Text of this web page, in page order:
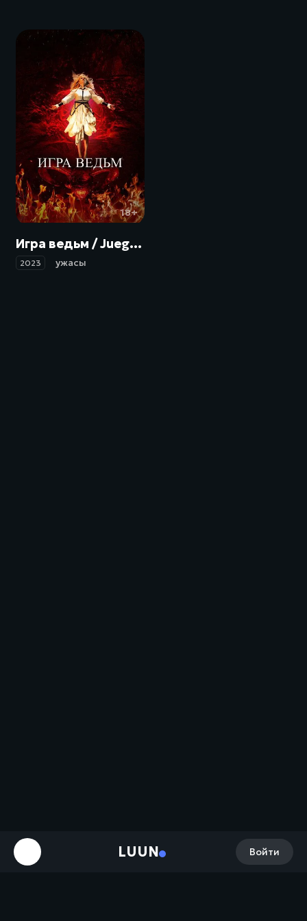
LUUN Войти
18+
Игра ведьм / Juego de brujas (2023)
2023 ужасы